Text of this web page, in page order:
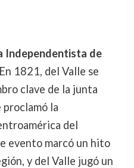
Independentista de
1821, del Valle se
clave de la junta
la
del
evento marcó un hito
y del Valle jugó un